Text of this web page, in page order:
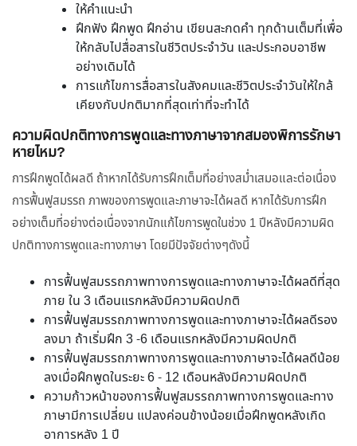
ให้คำแนะนำ
ฝึกฟัง ฝึกพูด ฝึกอ่าน เขียนสะกดคำ ทุกด้านเต็มที่เพื่อ
ให้กลับไปสื่อสารในชีวิตประจำวัน และประกอบอาชีพ
อย่างเดิมได้
การแก้ไขการสื่อสารในสังคมและชีวิตประจำวันให้ใกล้
เคียงกับปกติมากที่สุดเท่าที่จะทำได้
ความผิดปกติทางการพูดและทางภาษาจากสมองพิการรักษา
หายไหม?
การฝึกพูดได้ผลดี ถ้าหากได้รับการฝึกเต็มที่อย่างสม่ำเสมอและต่อเนื่อง
การฟื้นฟูสมรรถ ภาพของการพูดและภาษาจะได้ผลดี หากได้รับการฝึก
อย่างเต็มที่อย่างต่อเนื่องจากนักแก้ไขการพูดในช่วง 1 ปีหลังมีความผิด
ปกติทางการพูดและทางภาษา โดยมีปัจจัยต่างๆดังนี้
การฟื้นฟูสมรรถภาพทางการพูดและทางภาษาจะได้ผลดีที่สุด
ภาย ใน 3 เดือนแรกหลังมีความผิดปกติ
การฟื้นฟูสมรรถภาพทางการพูดและทางภาษาจะได้ผลดีรอง
ลงมา ถ้าเริ่มฝึก 3 -6 เดือนแรกหลังมีความผิดปกติ
การฟื้นฟูสมรรถภาพทางการพูดและทางภาษาจะได้ผลดีน้อย
ลงเมื่อฝึกพูดในระยะ 6 - 12 เดือนหลังมีความผิดปกติ
ความก้าวหน้าของการฟื้นฟูสมรรถภาพทางการพูดและทาง
ภาษามีการเปลี่ยน แปลงค่อนข้างน้อยเมื่อฝึกพูดหลังเกิด
อาการหลัง 1 ปี